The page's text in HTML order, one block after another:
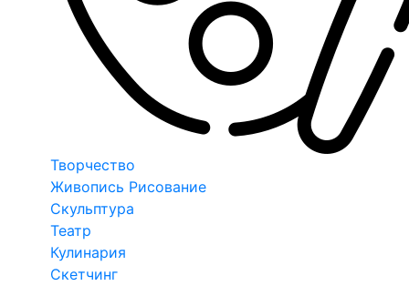
Творчество
Живопись Рисование
Скульптура
Театр
Кулинария
Скетчинг